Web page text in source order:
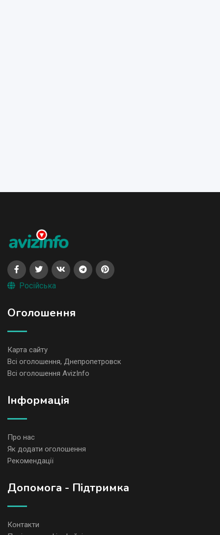
Російська
Оголошення
Карта сайту
Всі оголошення, Днепропетровск
Всі оголошення AvizInfo
Iнформація
Про нас
Як додати оголошення
Рекомендації
Допомога - Підтримка
Контакти